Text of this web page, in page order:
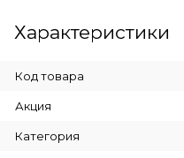
Характеристики
Код товара
Акция
Категория